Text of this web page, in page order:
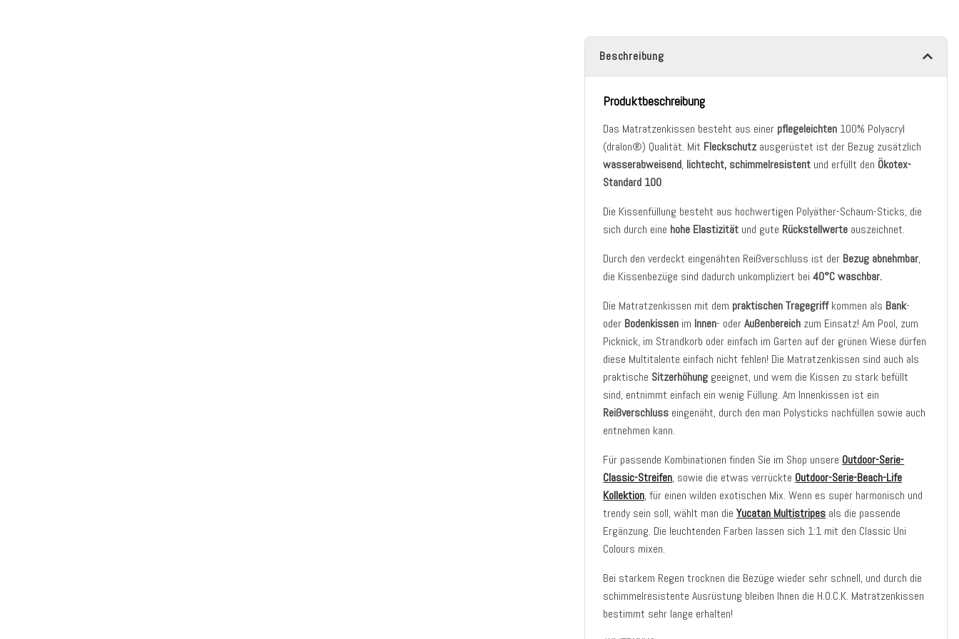
Beschreibung
Produktbeschreibung
Das Matratzenkissen besteht aus einer pflegeleichten 100% Polyacryl
(dralon®) Qualität. Mit Fleckschutzausgerüstet ist der Bezug zusätzlich
wasserabweisend, lichtecht, schimmelresistent und erfüllt den Ökotex-
Standard 100.
Die Kissenfüllung besteht aus hochwertigen Polyäther-Schaum-Sticks, die
sich durch eine hohe Elastizität und gute Rückstellwerte auszeichnet.
Durch den verdeckt eingenähten Reißverschluss ist der Bezug abnehmbar,
die Kissenbezüge sind dadurch unkompliziert bei 40°C waschbar.
Die Matratzenkissen mit dem praktischen Tragegriffkommen als Bank-
oder Bodenkissen im Innen- oderAußenbereich zum Einsatz! Am Pool, zum
Picknick, im Strandkorb oder einfach im Garten auf der grünen Wiese dürfen
diese Multitalente einfach nicht fehlen! Die Matratzenkissen sind auch als
praktische Sitzerhöhung geeignet, und wem die Kissen zu stark befüllt
sind, entnimmt einfach ein wenig Füllung. Am Innenkissen ist ein
Reißverschluss eingenäht, durch den man Polysticks nachfüllen sowie auch
entnehmen kann.
Für passende Kombinationen finden Sie im Shop unsere Outdoor-Serie-
Classic-Streifen, sowie die etwas verrückte Outdoor-Serie-Beach-Life
Kollektion, für einen wilden exotischen Mix. Wenn es super harmonisch und
trendy sein soll, wählt man dieYucatan Multistripes als die passende
Ergänzung. Die leuchtenden Farben lassen sich 1:1 mit den Classic Uni
Colours mixen.
Bei starkem Regen trocknen die Bezüge wieder sehr schnell, und durch die
schimmelresistente Ausrüstung bleiben Ihnen die H.O.C.K. Matratzenkissen
bestimmt sehr lange erhalten!